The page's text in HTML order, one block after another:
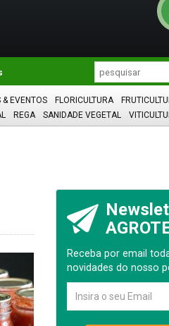
& EVENTOS FLORICULTURA
REGA SANIDADE VEGETAL
Receba por email
novidades do nosso